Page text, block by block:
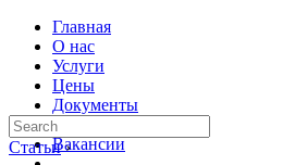
Главная
О нас
Услуги
Цены
Документы
Контакты
Вакансии
Статьи ›